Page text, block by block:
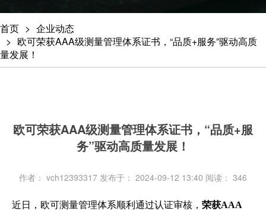
首页
企业动态
欧可荣获AAA级测量管理体系证书，“品质+服务”驱动高质
量发展！
欧可荣获AAA级测量管理体系证书，“品质+服
务”驱动高质量发展！
作者： vch12393317 发布于： 2024-09-12 13:40 阅读： 346
近日，欧可测量管理体系顺利通过认证审核， 荣获AAA